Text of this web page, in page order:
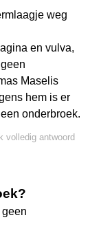
weg
en vulva,
Maselis
hem is er
onderbroek.
volledig antwoord